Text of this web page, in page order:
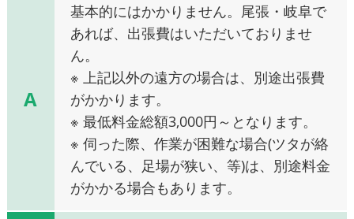
A
基本的にはかかりません。尾張・岐阜で
あれば、出張費はいただいておりませ
ん。
※ 上記以外の遠方の場合は、別途出張費
がかかります。
※ 最低料金総額3,000円～となります。
※ 伺った際、作業が困難な場合(ツタが絡
んでいる、足場が狭い、等)は、別途料金
がかかる場合もあります。